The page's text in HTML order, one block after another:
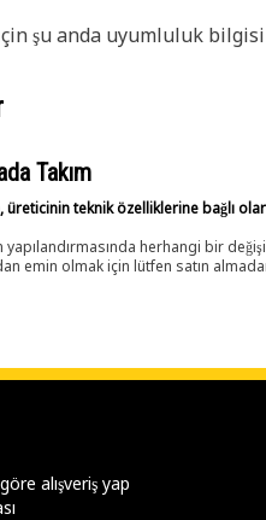
şu anda uyumluluk bilgisi
Takım
üreticinin teknik özelliklerine bağlı
herhangi bir
emin olmak için lütfen satın
alışveriş yap